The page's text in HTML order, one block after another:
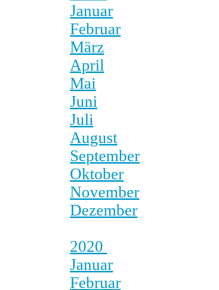
Januar
Februar
März
April
Mai
Juni
Juli
August
September
Oktober
November
Dezember
2020
Januar
Februar